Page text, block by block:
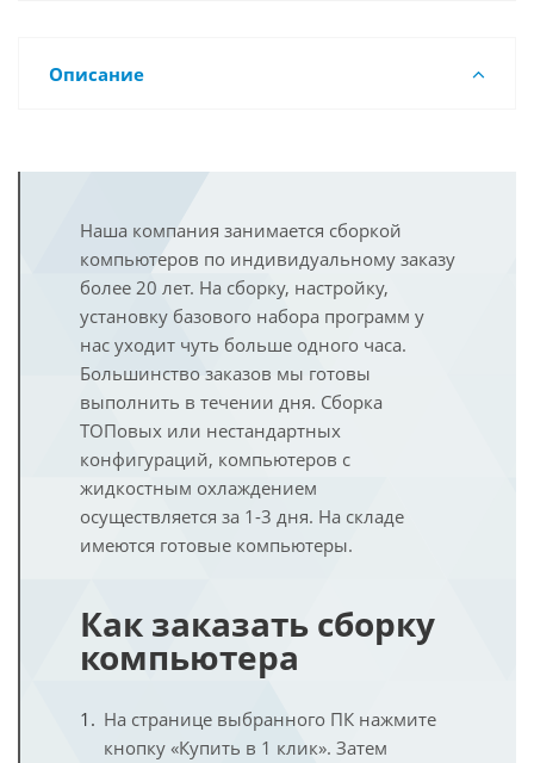
Описание
Наша компания занимается сборкой
компьютеров по индивидуальному заказу
более 20 лет. На сборку, настройку,
установку базового набора программ у
нас уходит чуть больше одного часа.
Большинство заказов мы готовы
выполнить в течении дня. Сборка
ТОПовых или нестандартных
конфигураций, компьютеров с
жидкостным охлаждением
осуществляется за 1-3 дня. На складе
имеются готовые компьютеры.
Как заказать сборку
компьютера
На странице выбранного ПК нажмите
кнопку «Купить в 1 клик». Затем